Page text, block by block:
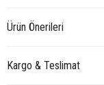
Ürün Önerileri
Kargo & Teslimat